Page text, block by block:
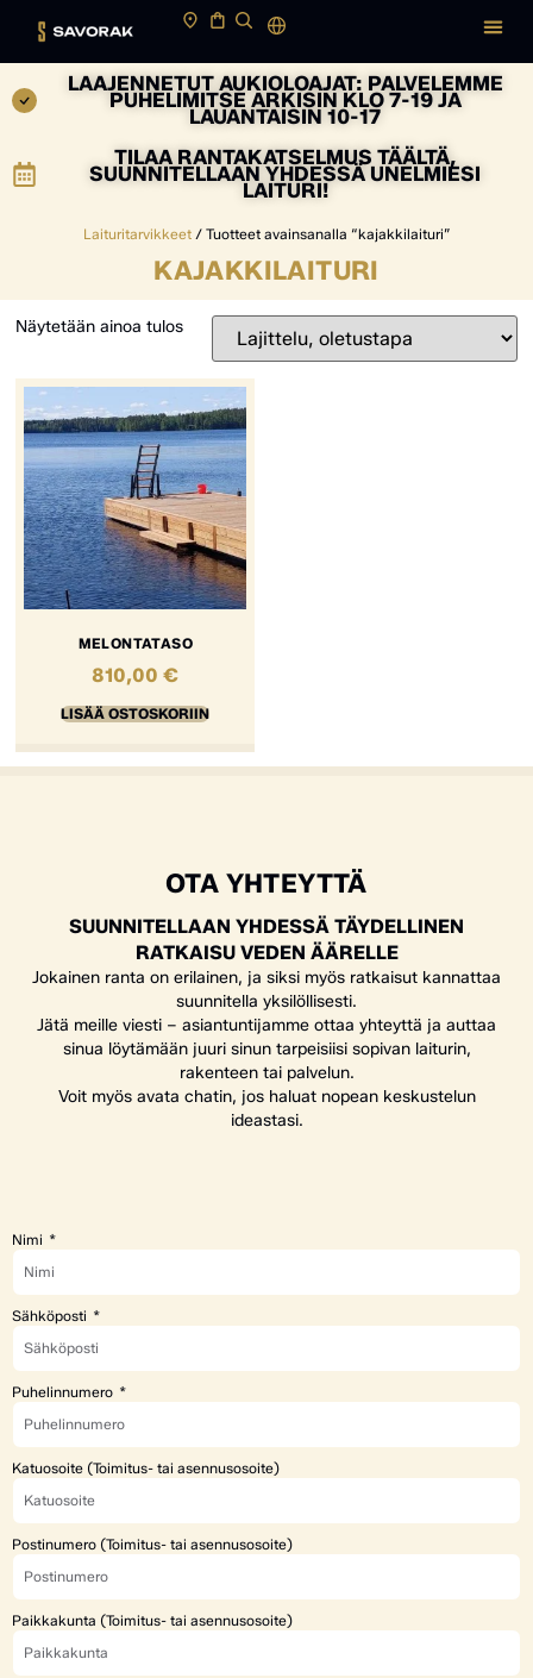
LAAJENNETUT AUKIOLOAJAT: PALVELEMME
PUHELIMITSE ARKISIN KLO 7-19 JA
LAUANTAISIN 10-17
TILAA RANTAKATSELMUS TÄÄLTÄ,
SUUNNITELLAAN YHDESSÄ UNELMIESI
LAITURI!
Laituritarvikkeet/ Tuotteet avainsanalla “kajakkilaituri”
KAJAKKILAITURI
Näytetään ainoa tulos
MELONTATASO
810,00€
LISÄÄ OSTOSKORIIN
OTA YHTEYTTÄ
SUUNNITELLAAN YHDESSÄ TÄYDELLINEN
RATKAISU VEDEN ÄÄRELLE
Jokainen ranta on erilainen, ja siksi myös ratkaisut kannattaa
suunnitella yksilöllisesti.
Jätä meille viesti – asiantuntijamme ottaa yhteyttä ja auttaa
sinua löytämään juuri sinun tarpeisiisi sopivan laiturin,
rakenteen tai palvelun.
Voit myös avata chatin, jos haluat nopean keskustelun
ideastasi.
Nimi
Sähköposti
Puhelinnumero
Katuosoite (Toimitus- tai asennusosoite)
Postinumero (Toimitus- tai asennusosoite)
Paikkakunta (Toimitus- tai asennusosoite)